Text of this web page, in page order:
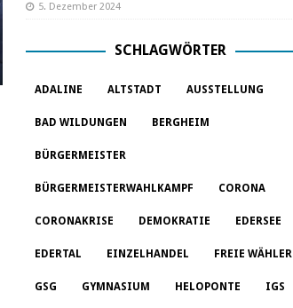
5. Dezember 2024
SCHLAGWÖRTER
ADALINE ALTSTADT AUSSTELLUNG
BAD WILDUNGEN BERGHEIM
BÜRGERMEISTER
BÜRGERMEISTERWAHLKAMPF CORONA
CORONAKRISE DEMOKRATIE EDERSEE
EDERTAL EINZELHANDEL FREIE WÄHLER
GSG GYMNASIUM HELOPONTE IGS